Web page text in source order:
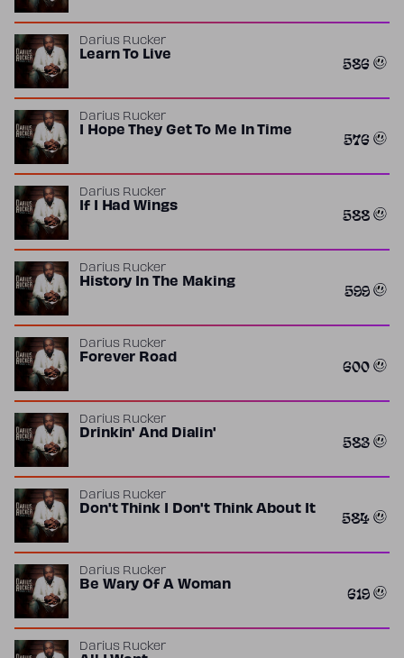
Darius Rucker
Learn To Live 586
Darius Rucker
I Hope They Get To Me In Time 576
Darius Rucker
If I Had Wings 588
Darius Rucker
History In The Making 599
Darius Rucker
Forever Road 600
Darius Rucker
Drinkin' And Dialin' 583
Darius Rucker
Don't Think I Don't Think About It 584
Darius Rucker
Be Wary Of A Woman 619
Darius Rucker